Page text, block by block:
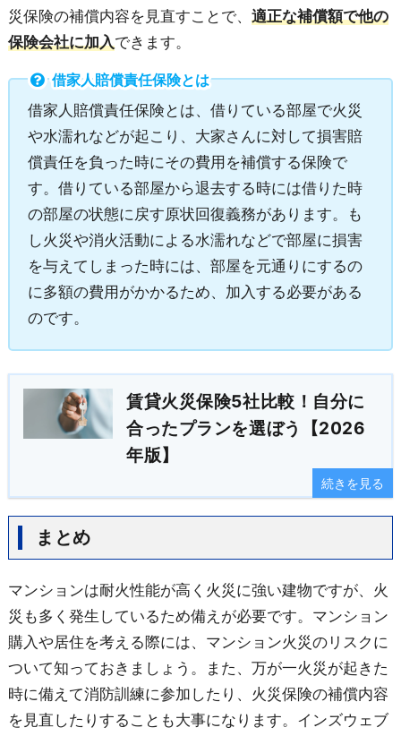
災保険の補償内容を見直すことで、 適正な補償額で他の
保険会社に加入できます。
借家人賠償責任保険とは
借家人賠償責任保険とは、借りている部屋で火災
や水濡れなどが起こり、大家さんに対して損害賠
償責任を負った時にその費用を補償する保険で
す。借りている部屋から退去する時には借りた時
の部屋の状態に戻す原状回復義務があります。も
し火災や消火活動による水濡れなどで部屋に損害
を与えてしまった時には、部屋を元通りにするの
に多額の費用がかかるため、加入する必要がある
のです。
賃貸火災保険5社比較！自分に
合ったプランを選ぼう【2026
年版】
続きを見る
まとめ
マンションは耐火性能が高く火災に強い建物ですが、火
災も多く発生しているため備えが必要です。マンション
購入や居住を考える際には、マンション火災のリスクに
ついて知っておきましょう。また、万が一火災が起きた
時に備えて消防訓練に参加したり、火災保険の補償内容
を見直したりすることも大事になります。インズウェブ